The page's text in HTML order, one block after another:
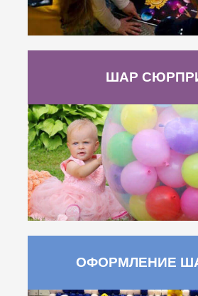
ШАР
ОФОРМЛЕНИЕ